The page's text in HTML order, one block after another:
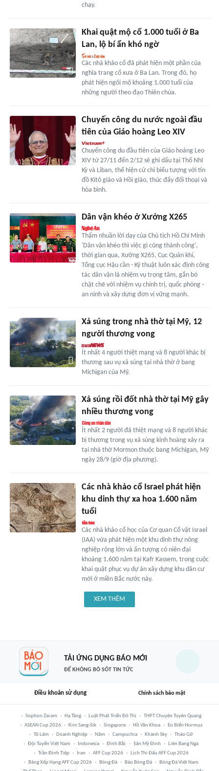
chạy.
Khai quật mộ cổ 1.000 tuổi ở Ba
Lan, lộ bí ẩn khó ngờ
Các nhà khảo cổ đã phát hiện một phần của
nghĩa trang cổ xưa ở Ba Lan. Trong đó, họ
phát hiện ngôi mộ khoảng 1.000 tuổi của
những người theo đạo Thiên chúa.
Chuyến công du nước ngoài đầu
tiên của Giáo hoàng Leo XIV
Chuyến công du đầu tiên của Giáo hoàng Leo
XIV từ 27/11 đến 2/12 sẽ ghi dấu tại Thổ Nhĩ
Kỳ và Liban, thể hiện cử chỉ biểu tượng với tín
đồ Kitô giáo và Hồi giáo, thúc đẩy đối thoại và
hòa bình.
Dân vận khéo ở Xưởng X265
Thấm nhuần lời dạy của Chủ tịch Hồ Chí Minh
'Dân vận khéo thì việc gì cũng thành công',
thời gian qua, Xưởng X265, Cục Quân khí,
Tổng cục Hậu cần - Kỹ thuật luôn xác định công
tác dân vận là nhiệm vụ trọng tâm, gắn bó
chặt chẽ với nhiệm vụ chính trị, quốc phòng -
an ninh và xây dựng đơn vị vững mạnh.
Xả súng trong nhà thờ tại Mỹ, 12
người thương vong
Ít nhất 4 người thiệt mạng và 8 người khác bị
thương sau vụ xả súng tại nhà thờ ở bang
Michigan của Mỹ.
Xả súng rồi đốt nhà thờ tại Mỹ gây
nhiều thương vong
Ít nhất 2 người đã thiệt mạng và 8 người khác
bị thương trong vụ xả súng kinh hoàng xảy ra
tại nhà thờ Mormon thuộc bang Michigan, Mỹ
ngày 28/9 (giờ địa phương).
Các nhà khảo cổ Israel phát hiện
khu dinh thự xa hoa 1.600 năm
tuổi
Các nhà khảo cổ học của Cơ quan Cổ vật Israel
(IAA) vừa phát hiện một khu dinh thự nông
nghiệp rộng lớn và ấn tượng có niên đại
khoảng 1.600 năm tại Kafr Kassem, trong cuộc
khai quật phục vụ dự án xây dựng khu dân cư
mới ở miền Bắc nước này.
XEM THÊM
TẢI ỨNG DỤNG BÁO MỚI
ĐỂ KHÔNG BỎ SÓT TIN TỨC
Điều khoản sử dụng Chính sách bảo mật
Sophon Zaram Hạ Tầng Luật Phát Triển Đô Thị
THPT Chuyên Tuyên Quang
ASEAN Cup 2026
Kim Sang-Sik Singapore Hồ Văn Khoa
Eo Biển Hormuz
Tô Lâm
Doanh Nghiệp Năm Campuchia Khánh Sky
Tháo Gỡ
Đội Tuyển Việt Nam
Indonesia Đình Bắc Sân Mỹ Đình
Liên Bang Nga
Trần Đình Tiệp
Iran AFF Cup 2026
Lịch Thi Đấu AFF Cup 2026
Bảng Xếp Hạng AFF Cup 2026
Bóng Đá Báo Bóng Đá
Bóng Đá Việt Nam